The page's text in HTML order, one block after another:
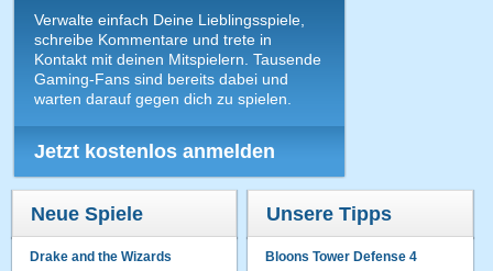
Verwalte einfach Deine Lieblingsspiele,
schreibe Kommentare und trete in
Kontakt mit deinen Mitspielern. Tausende
Gaming-Fans sind bereits dabei und
warten darauf gegen dich zu spielen.
Jetzt kostenlos anmelden
Neue Spiele
Drake and the Wizards
Unsere Tipps
Bloons Tower Defense 4